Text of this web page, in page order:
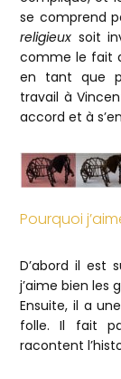
se comprend
religieux soit
comme le fait
en tant que
travail à
accord et à
Pourquoi
D’abord il est
j’aime bien les
Ensuite, il a
folle. Il fait
racontent